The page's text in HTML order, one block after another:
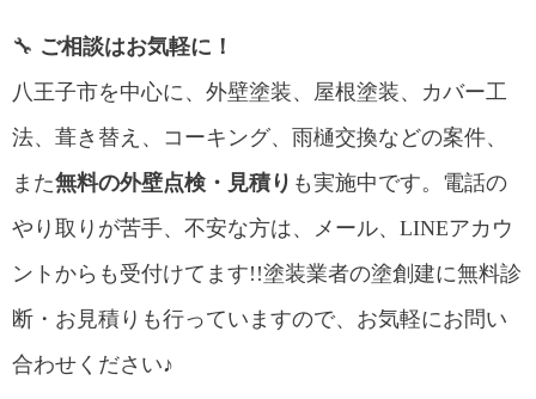
🔧 ご相談はお気軽に！
八王子市を中心に、外壁塗装、屋根塗装、カバー工
法、葺き替え、コーキング、雨樋交換などの案件、
また無料の外壁点検・見積り も実施中です。電話の
やり取りが苦手、不安な方は、メール、LINEアカウ
ントからも受付けてます!!塗装業者の塗創建に無料診
断・お見積りも行っていますので、お気軽にお問い
合わせください♪